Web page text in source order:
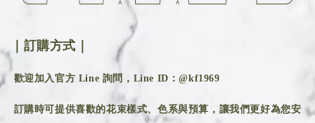
｜訂購方式｜
歡迎加入官方 Line 詢問，Line ID：@kf1969
訂購時可提供喜歡的花束樣式、色系與預算，讓我們更好為您安